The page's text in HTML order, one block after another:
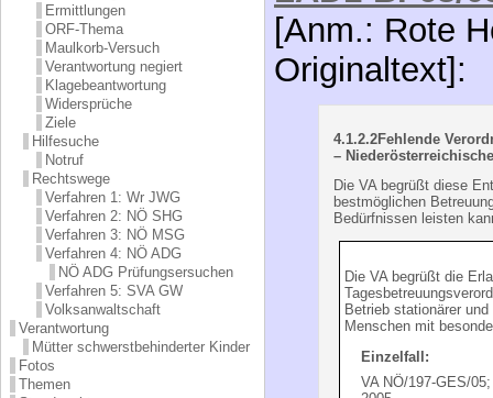
Ermittlungen
ORF-Thema
Maulkorb-Versuch
Verantwortung negiert
Klagebeantwortung
Widersprüche
Ziele
Hilfesuche
Notruf
Rechtswege
Verfahren 1: Wr JWG
Verfahren 2: NÖ SHG
Verfahren 3: NÖ MSG
Verfahren 4: NÖ ADG
NÖ ADG Prüfungsersuchen
Verfahren 5: SVA GW
Volksanwaltschaft
Verantwortung
Mütter schwerstbehinderter Kinder
Fotos
Themen
[Anm.: Rote
Originaltext]:
4.1.2.2Fehlende
– Niederösterreichische
Die VA begrüßt diese
bestmöglichen
Bedürfnissen leisten
Die VA begrüßt die
Betrieb stationärer
Menschen mit
Einzelfall:
VA NÖ/197-GES/